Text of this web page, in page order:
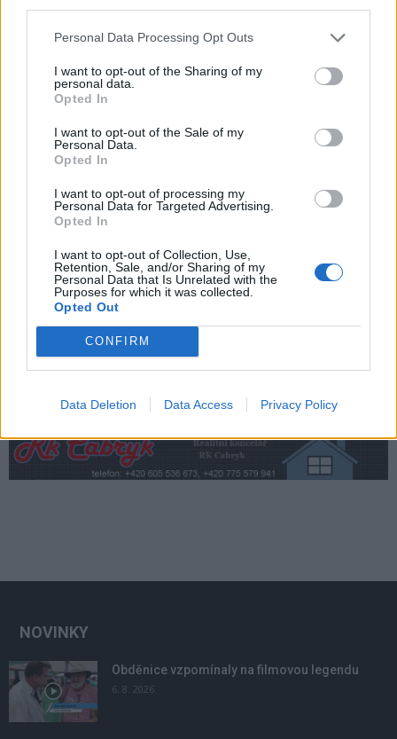
Personal Data Processing Opt Outs
I want to opt-out of the Sharing of my
personal data.
Opted In
I want to opt-out of the Sale of my
Personal Data.
Opted In
I want to opt-out of processing my
Personal Data for Targeted Advertising.
Opted In
I want to opt-out of Collection, Use,
Retention, Sale, and/or Sharing of my
Personal Data that Is Unrelated with the
Purposes for which it was collected.
Opted Out
CONFIRM
Data Deletion Data Access Privacy Policy
Kam na výlet se psem? Střední Čechy
v přírodě
Kam utéct před vedrem? Podzemí, lesy
i voda nabídnou příjemné ochlazení
Digitální karta láká na slevy v Brdech i na
Berounsku. Přibyly nové zážitky i partneři
NOVINKY
Obděnice vzpomínaly na filmovou legendu
6. 8. 2026